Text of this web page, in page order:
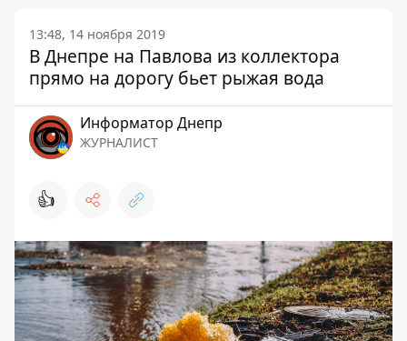
13:48, 14 ноября 2019
В Днепре на Павлова из коллектора
прямо на дорогу бьет рыжая вода
Информатор Днепр
ЖУРНАЛИСТ
👍